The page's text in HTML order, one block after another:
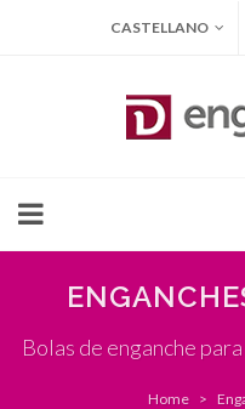
CASTELLANO
Bolas de enganche
Home